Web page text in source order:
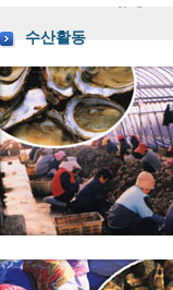
수산활동